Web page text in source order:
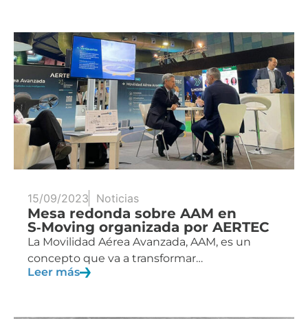
15/09/2023 Noticias
Mesa redonda sobre AAM en
S‑Moving organizada por AERTEC
La Movilidad Aérea Avanzada, AAM, es un
concepto que va a transformar…
Leer más